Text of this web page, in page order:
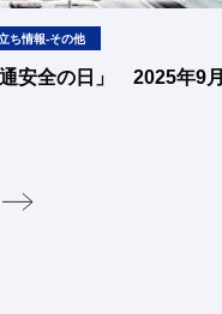
ち情報-その他
安全の日」 2025年9月